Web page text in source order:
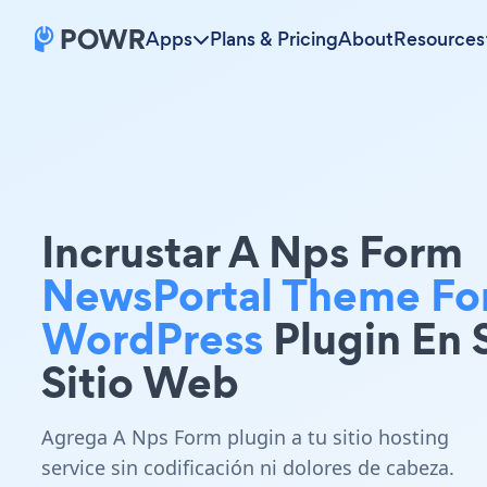
Apps Plans & PricingAboutResources
Incrustar A Nps Form
NewsPortal Theme
WordPress Plugin En
Sitio Web
Agrega A Nps Form plugin a tu sitio hosting
service sin codificación ni dolores de cabeza.